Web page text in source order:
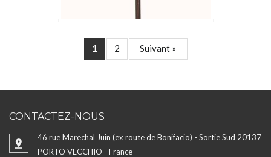
1 2 Suivant »
CONTACTEZ-NOUS
46 rue Marechal Juin (ex route de Bonifacio) - Sortie Sud 20137
PORTO VECCHIO - France